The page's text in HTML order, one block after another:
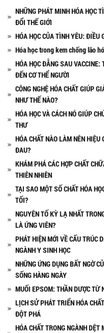
NHỮNG PHÁT MINH HÓA HỌC
ĐỔI THẾ GIỚI
HÓA HỌC CỦA TÌNH YÊU: ĐIỀU
Hóa học trong kem chống lão
HÓA HỌC ĐẰNG SAU VACCINE:
ĐẾN CƠ THỂ NGƯỜI
CÔNG NGHỆ HÓA CHẤT GIÚP
NHƯ THẾ NÀO?
HÓA HỌC VÀ CÁCH NÓ GIÚP
THƯ
HÓA CHẤT NÀO LÀM NÊN HIỆU
ĐAU?
KHÁM PHÁ CÁC HỢP CHẤT
THIÊN NHIÊN
TẠI SAO MỘT SỐ CHẤT HÓA
TỐI?
NGUYÊN TỐ KỲ LẠ NHẤT
LÀ ỨNG VIÊN?
PHÁT HIỆN MỚI VỀ CẤU TRÚC
NGÀNH Y SINH HỌC
NHỮNG ỨNG DỤNG BẤT NGỜ
SỐNG HÀNG NGÀY
MUỐI EPSOM: THẦN DƯỢC
LỊCH SỬ PHÁT TRIỂN HÓA
ĐỘT PHÁ
HÓA CHẤT TRONG NGÀNH DỆT